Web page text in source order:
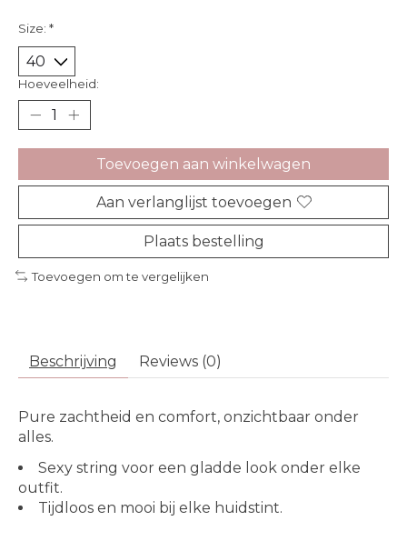
Size: *
Hoeveelheid:
Toevoegen aan winkelwagen
Aan verlanglijst toevoegen
Plaats bestelling
Toevoegen om te vergelijken
Beschrijving Reviews (0)
Pure zachtheid en comfort, onzichtbaar onder
alles.
Sexy string voor een gladde look onder elke
outfit.
Tijdloos en mooi bij elke huidstint.